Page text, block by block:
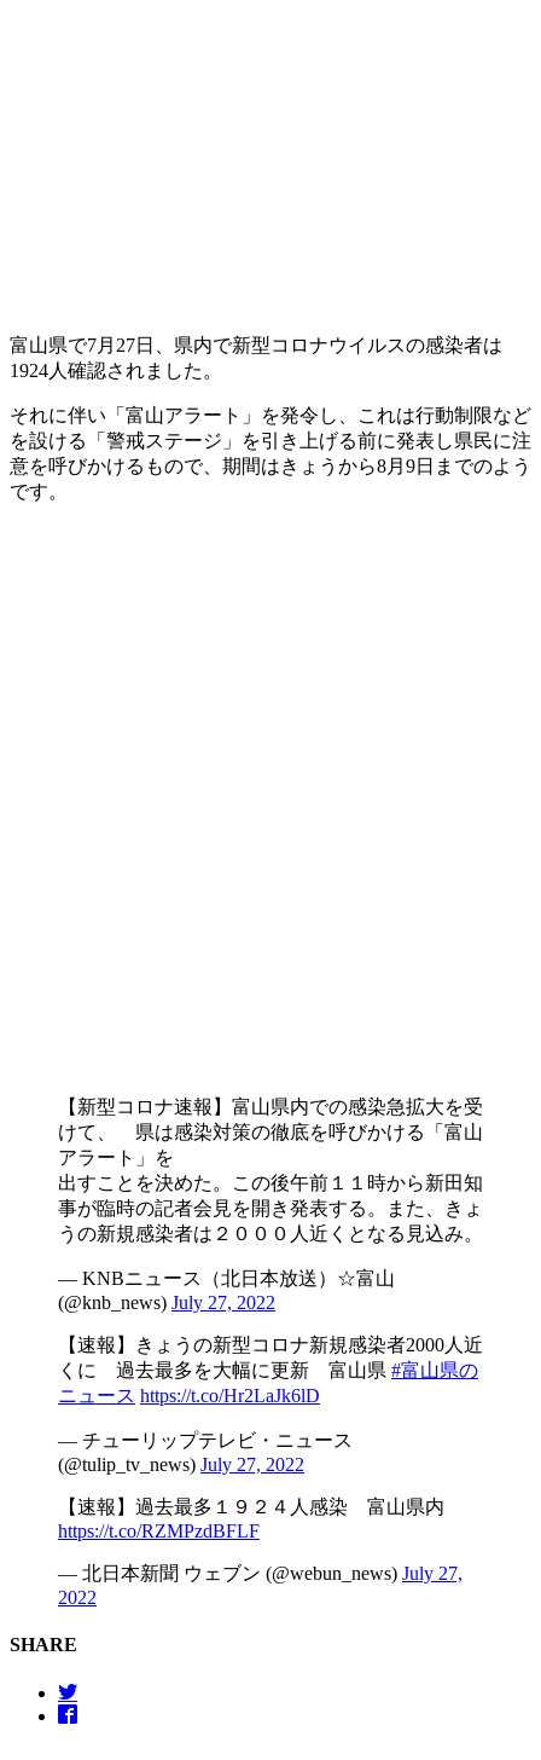
富山県で7月27日、県内で新型コロナウイルスの感染者は
1924人確認されました。
それに伴い「富山アラート」を発令し、これは行動制限など
を設ける「警戒ステージ」を引き上げる前に発表し県民に注
意を呼びかけるもので、期間はきょうから8月9日までのよう
です。
【新型コロナ速報】富山県内での感染急拡大を受
けて、 県は感染対策の徹底を呼びかける「富山
アラート」を
出すことを決めた。この後午前１１時から新田知
事が臨時の記者会見を開き発表する。また、きょ
うの新規感染者は２０００人近くとなる見込み。
— KNBニュース（北日本放送）☆富山
(@knb_news) July 27, 2022
【速報】きょうの新型コロナ新規感染者2000人近
くに 過去最多を大幅に更新 富山県 #富山県の
ニュース https://t.co/Hr2LaJk6lD
— チューリップテレビ・ニュース
(@tulip_tv_news) July 27, 2022
【速報】過去最多１９２４人感染 富山県内
https://t.co/RZMPzdBFLF
— 北日本新聞 ウェブン (@webun_news) July 27,
2022
SHARE